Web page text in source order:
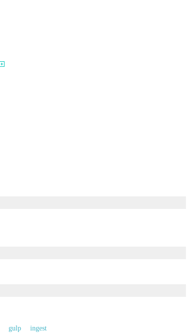
gulp
ingest